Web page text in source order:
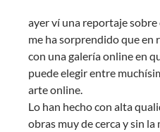
ayer ví una reportaje
me ha sorprendido que en
con una galería online en
puede elegir entre
arte online.
Lo han hecho con alta
obras muy de cerca y sin